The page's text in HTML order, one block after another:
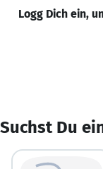
Logg Dich ein,
Suchst Du